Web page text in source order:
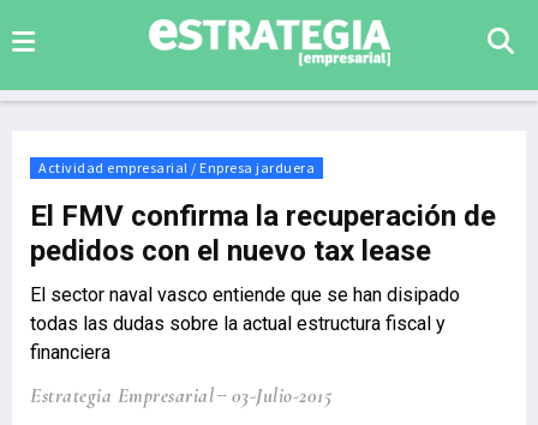
Actividad empresarial / Enpresa jarduera
El FMV confirma la recuperación de
pedidos con el nuevo tax lease
El sector naval vasco entiende que se han disipado
todas las dudas sobre la actual estructura fiscal y
financiera
Estrategia Empresarial 03-Julio-2015